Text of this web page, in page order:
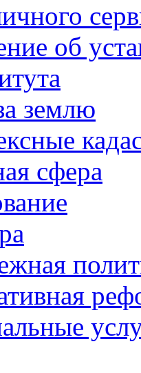
об
землю
сфера